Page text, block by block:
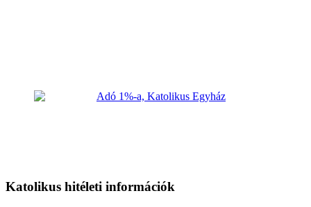
Katolikus hitéleti információk